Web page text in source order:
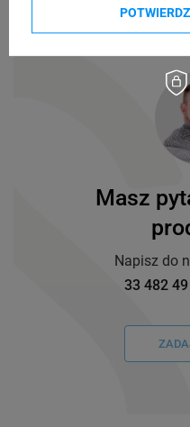
Masz
Napisz do
33 482 49